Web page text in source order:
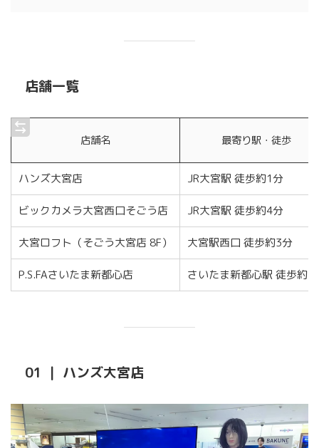
店舗一覧
店舗名 最寄り駅・徒歩
ハンズ大宮店 JR大宮駅 徒歩約1分
ビックカメラ大宮西口そごう店 JR大宮駅 徒歩約4分
大宮ロフト（そごう大宮店 8F） 大宮駅西口 徒歩約3分
P.S.FAさいたま新都心店 さいたま新都心駅 徒歩約3
01 ｜ ハンズ大宮店